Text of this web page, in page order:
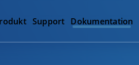
Support Dokumentation